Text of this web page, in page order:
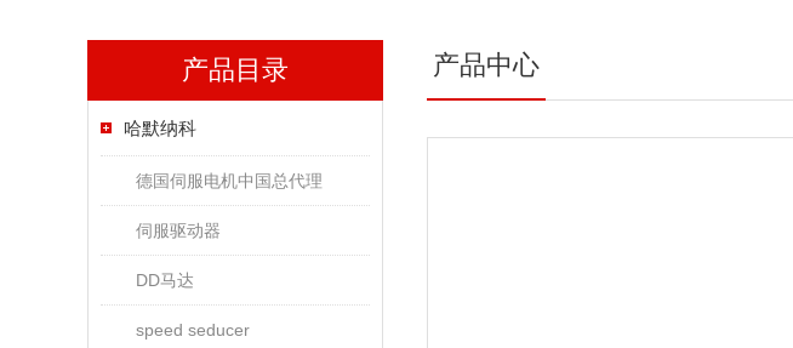
产品目录
哈默纳科
德国伺服电机中国总代理
伺服驱动器
DD马达
speed seducer
产品中心